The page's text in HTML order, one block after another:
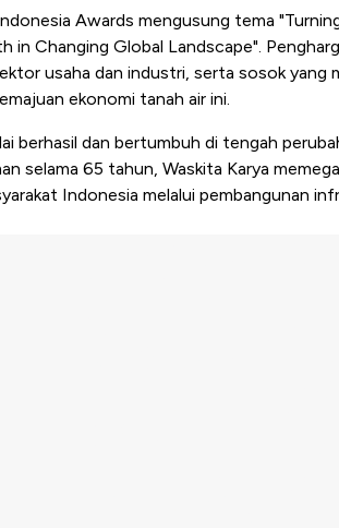
Awards mengusung tema
in Changing Global Landscape".
usaha dan industri, serta sosok yang
ekonomi tanah air ini.
berhasil dan bertumbuh di tengah
selama 65 tahun, Waskita Karya
Indonesia melalui pembangunan